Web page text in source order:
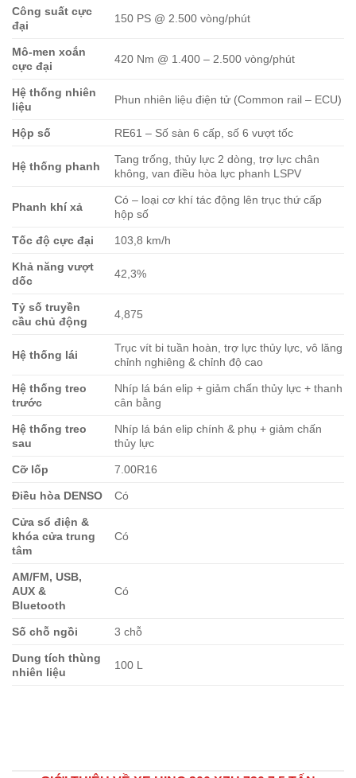
Công suất cực
đại
150 PS @ 2.500 vòng/phút
Mô-men xoắn
cực đại
420 Nm @ 1.400 – 2.500 vòng/phút
Hệ thống nhiên
liệu
Phun nhiên liệu điện tử (Common rail – ECU)
Hộp số RE61 – Số sàn 6 cấp, số 6 vượt tốc
Hệ thống phanh
Tang trống, thủy lực 2 dòng, trợ lực chân
không, van điều hòa lực phanh LSPV
Phanh khí xả
Có – loại cơ khí tác động lên trục thứ cấp
hộp số
Tốc độ cực đại 103,8 km/h
Khả năng vượt
dốc
42,3%
Tỷ số truyền
cầu chủ động
4,875
Hệ thống lái
Trục vít bi tuần hoàn, trợ lực thủy lực, vô lăng
chỉnh nghiêng & chỉnh độ cao
Hệ thống treo
trước
Nhíp lá bán elip + giảm chấn thủy lực + thanh
cân bằng
Hệ thống treo
sau
Nhíp lá bán elip chính & phụ + giảm chấn
thủy lực
Cỡ lốp 7.00R16
Điều hòa DENSO Có
Cửa sổ điện &
khóa cửa trung
tâm
Có
AM/FM, USB,
AUX &
Bluetooth
Có
Số chỗ ngồi 3 chỗ
Dung tích thùng
nhiên liệu
100 L